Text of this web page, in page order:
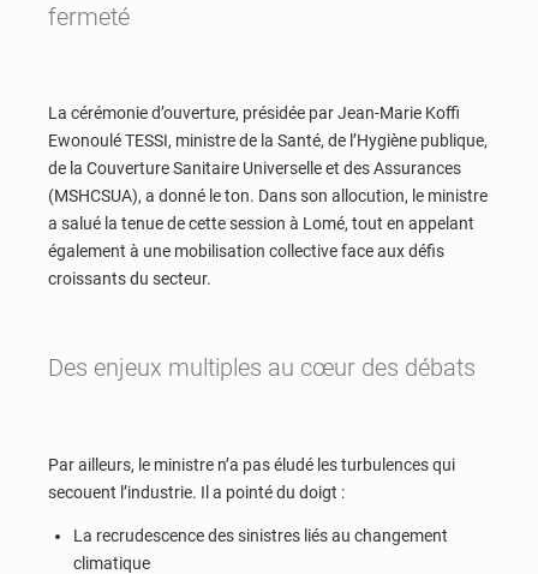
fermeté
La cérémonie d’ouverture, présidée par Jean-Marie Koffi
Ewonoulé TESSI, ministre de la Santé, de l’Hygiène publique,
de la Couverture Sanitaire Universelle et des Assurances
(MSHCSUA), a donné le ton. Dans son allocution, le ministre
a salué la tenue de cette session à Lomé, tout en appelant
également à une mobilisation collective face aux défis
croissants du secteur.
Des enjeux multiples au cœur des débats
Par ailleurs, le ministre n’a pas éludé les turbulences qui
secouent l’industrie. Il a pointé du doigt :
La recrudescence des sinistres liés au changement
climatique